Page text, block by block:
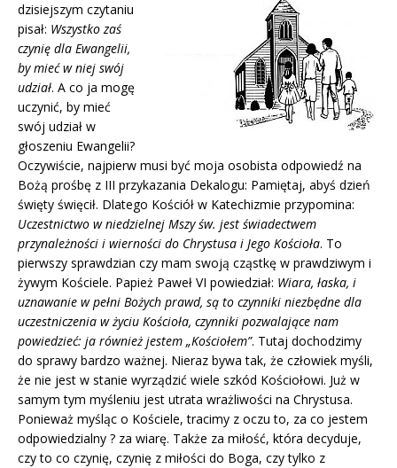
dzisiejszym czytaniu
pisał: Wszystko zaś
czynię dla Ewangelii,
by mieć w niej swój
udział. A co ja mogę
uczynić, by mieć
swój udział w
głoszeniu Ewangelii?
Oczywiście, najpierw musi być moja osobista odpowiedź na
Bożą prośbę z III przykazania Dekalogu: Pamiętaj, abyś dzień
święty święcił. Dlatego Kościół w Katechizmie przypomina:
Uczestnictwo w niedzielnej Mszy św. jest świadectwem
przynależności i wierności do Chrystusa i Jego Kościoła. To
pierwszy sprawdzian czy mam swoją cząstkę w prawdziwym i
żywym Kościele. Papież Paweł VI powiedział: Wiara, łaska, i
uznawanie w pełni Bożych prawd, są to czynniki niezbędne dla
uczestniczenia w życiu Kościoła, czynniki pozwalające nam
powiedzieć: ja również jestem „Kościołem”. Tutaj dochodzimy
do sprawy bardzo ważnej. Nieraz bywa tak, że człowiek myśli,
że nie jest w stanie wyrządzić wiele szkód Kościołowi. Już w
samym tym myśleniu jest utrata wrażliwości na Chrystusa.
Ponieważ myśląc o Kościele, tracimy z oczu to, za co jestem
odpowiedzialny ? za wiarę. Także za miłość, która decyduje,
czy to co czynię, czynię z miłości do Boga, czy tylko z